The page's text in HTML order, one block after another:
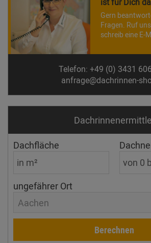
Gern
Fragen. Ruf
schreib eine E-
Telefon: +49 (0) 3431
anfrage@dachrinnen-
Dachfläche
ungefährer Ort
Aachen
Berechnen